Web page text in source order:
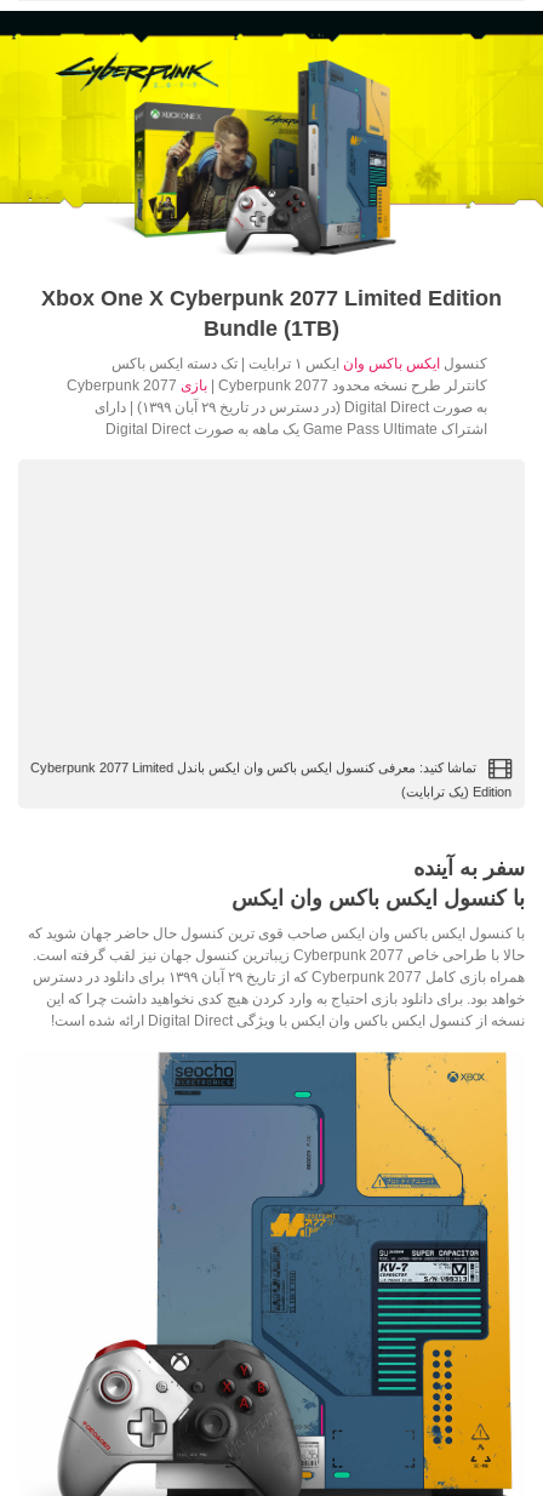
Xbox One X Cyberpunk 2077 Limited Edition
Bundle (1TB)
کنسول ایکس باکس وان
ایکس ۱ ترابایت | تک دسته ایکس باکس
کانترلر طرح نسخه محدود Cyberpunk 2077 |بازی Cyberpunk 2077
به صورت Digital Direct (در دسترس در تاریخ ۲۹ آبان ۱۳۹۹)
| دارای
اشتراک Game Pass Ultimate یک ماهه به صورت Digital Direct
تماشا کنید: معرفی کنسول ایکس باکس وان ایکس باندل Cyberpunk 2077 Limited
Edition (یک ترابایت)
سفر به آینده
با کنسول ایکس باکس وان ایکس
با کنسول ایکس باکس وان ایکس صاحب قوی ترین کنسول حال حاضر جهان شوید که
حالا با طراحی خاص Cyberpunk 2077 زیباترین کنسول جهان نیز لقب گرفته است.
همراه بازی کامل Cyberpunk 2077 که از تاریخ ۲۹ آبان ۱۳۹۹ برای دانلود در دسترس
خواهد بود. برای دانلود بازی احتیاج به وارد کردن هیچ کدی نخواهید داشت چرا که این
نسخه از کنسول ایکس باکس وان ایکس با ویژگی Digital Direct ارائه شده است!